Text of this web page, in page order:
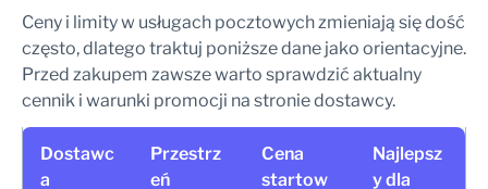
Ceny i limity w usługach pocztowych zmieniają się dość
często, dlatego traktuj poniższe dane jako orientacyjne.
Przed zakupem zawsze warto sprawdzić aktualny
cennik i warunki promocji na stronie dostawcy.
Dostawc
a
Przestrz
eń
Cena
startow
Najlepsz
y dla